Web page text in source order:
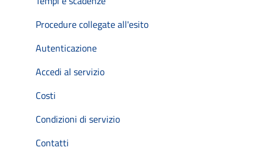
Procedure collegate all'esito
Autenticazione
Accedi al servizio
Costi
Condizioni di servizio
Contatti